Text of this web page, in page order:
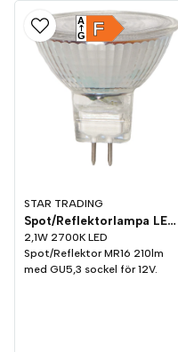
STAR TRADING
Spot/Reflektorlampa LED 210lm GU5,3 2700K
2,1W 2700K LED
Spot/Reflektor MR16 210lm
med GU5,3 sockel för 12V.
F
A
G